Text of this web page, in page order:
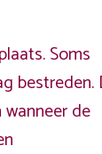
Soms
bestreden.
de